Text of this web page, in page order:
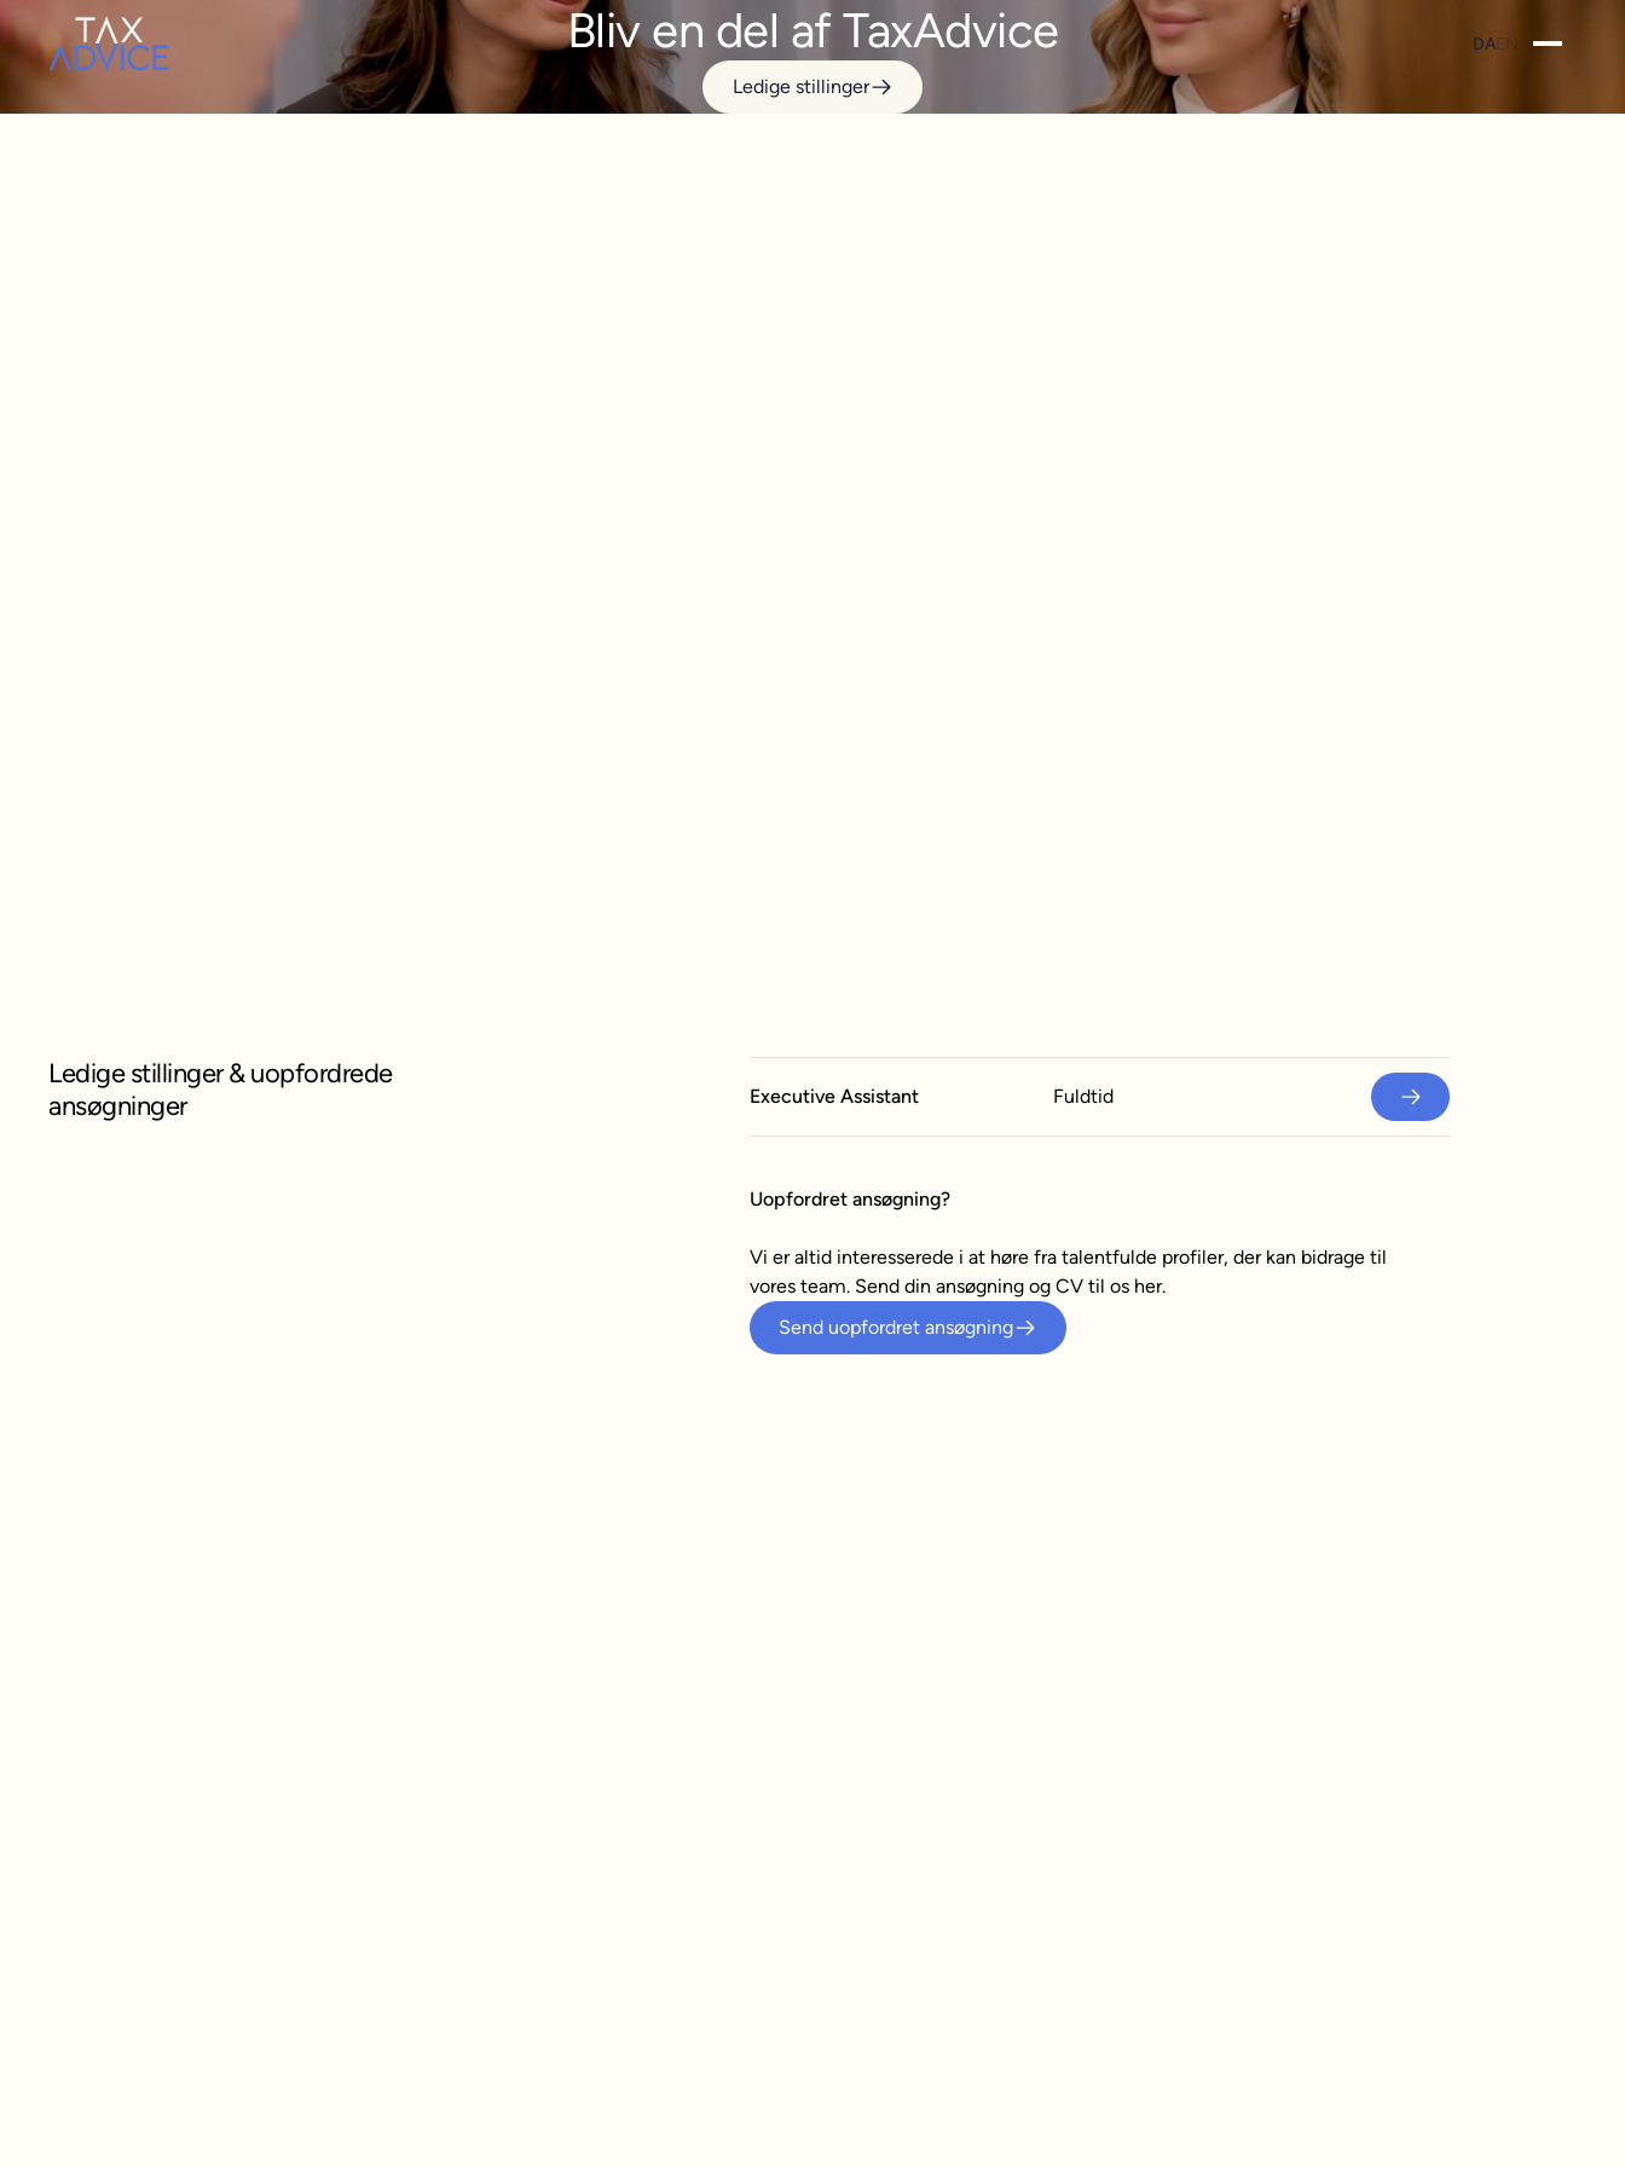
DAEN
Bliv en del af TaxAdvice
Ledige stillinger
Ledige stillinger & uopfordrede
ansøgninger
Executive Assistant Fuldtid
Uopfordret ansøgning?
Vi er altid interesserede i at høre fra talentfulde profiler, der kan bidrage til
vores team. Send din ansøgning og CV til os her.
Send uopfordret ansøgning